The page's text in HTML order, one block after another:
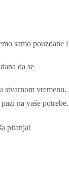
samo pouzdane i
da se
stvarnom vremenu.
na vaše potrebe.
pitanja!